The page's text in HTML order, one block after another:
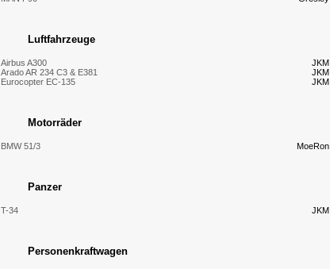
Luftfahrzeuge
JKM
Airbus A300
JKM
Arado AR 234 C3 & E381
JKM
Eurocopter EC-135
Motorräder
MoeRon
BMW 51/3
Panzer
JKM
T-34
Personenkraftwagen